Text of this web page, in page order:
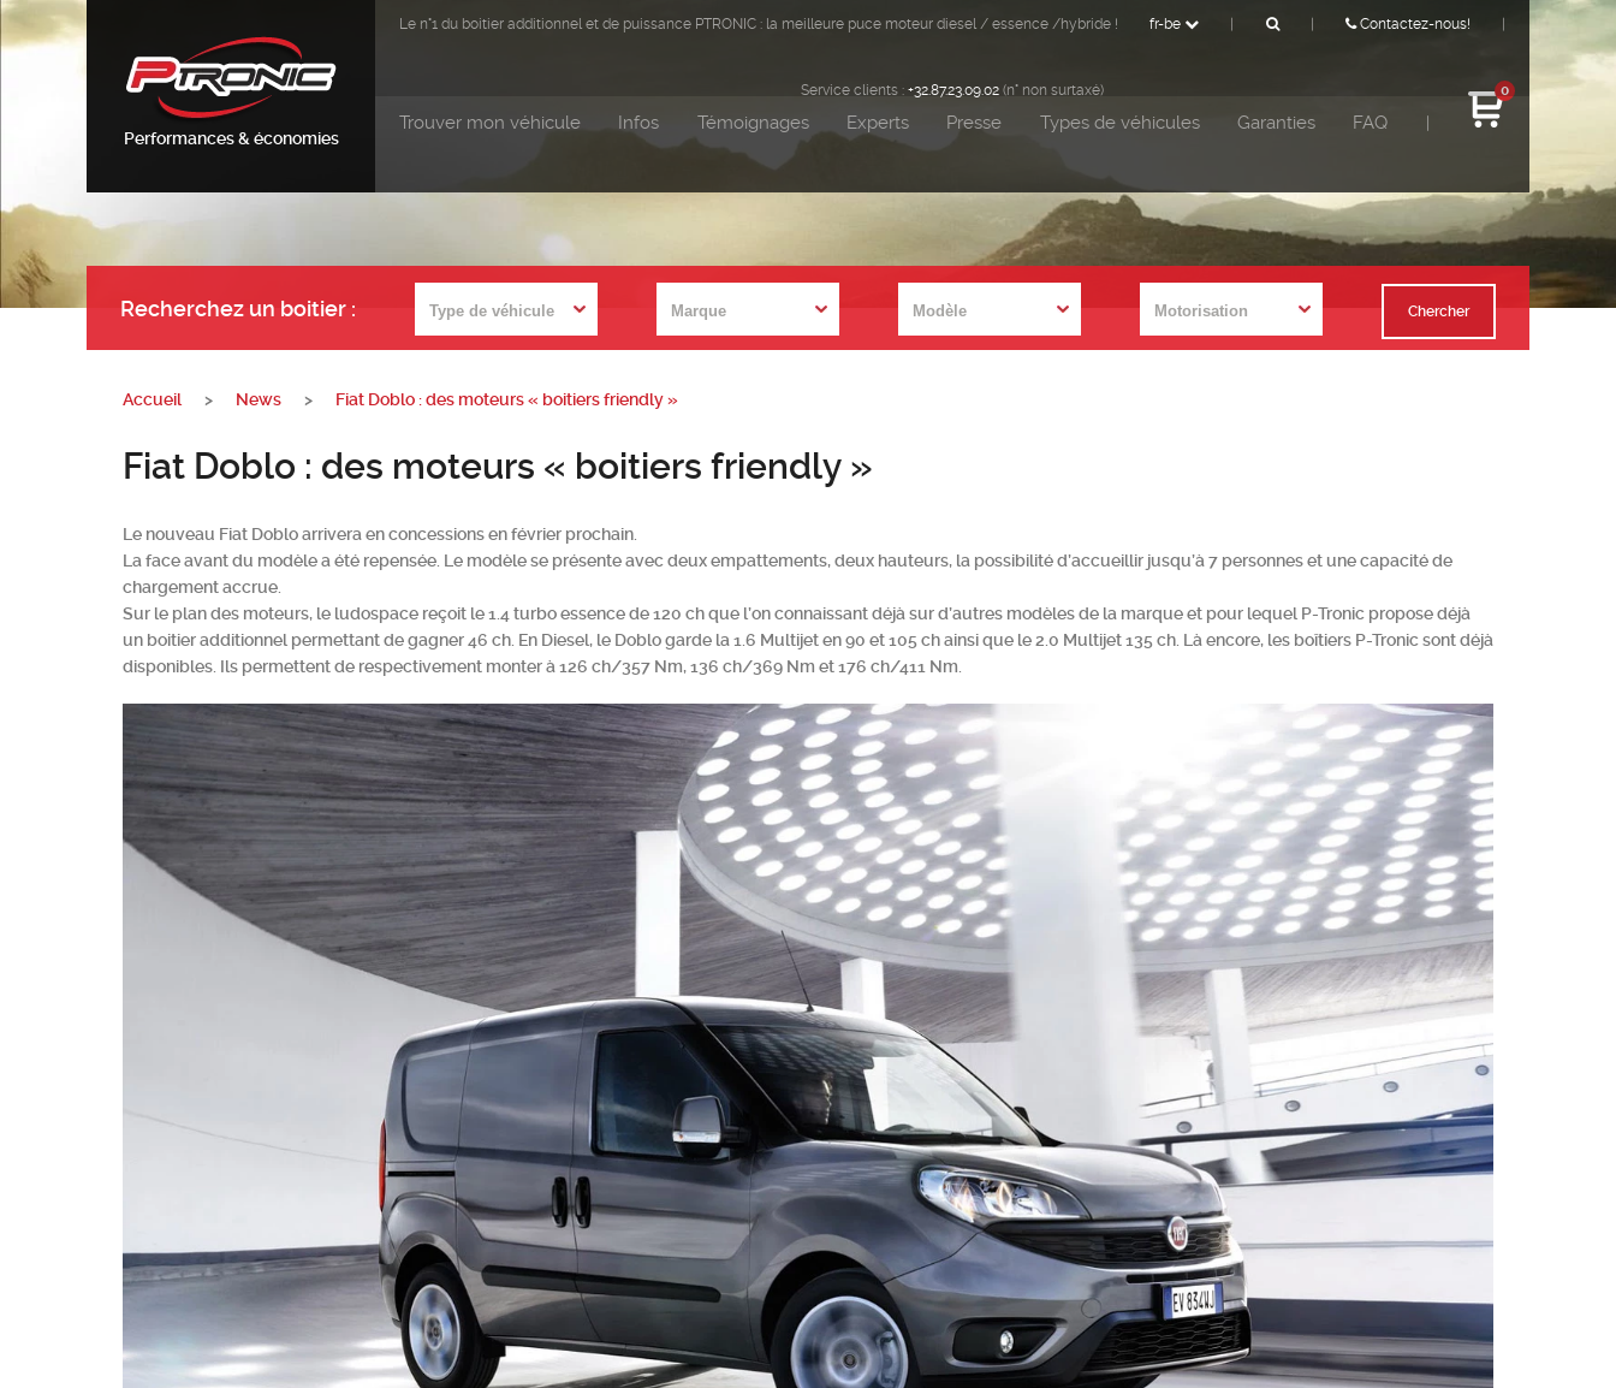
Performances & économies
Trouver mon véhicule Infos Témoignages Experts Presse Types de véhicules Garanties FAQ
0
Le n°1 du boitier additionnel et de puissance PTRONIC : la meilleure puce moteur diesel / essence /hybride ! fr-be Contactez-nous!
Service clients : +32.87.23.09.02 (n° non surtaxé)
Recherchez un boitier : Chercher
Accueil > News > Fiat Doblo : des moteurs « boitiers friendly »
Fiat Doblo : des moteurs « boitiers friendly »
Le nouveau Fiat Doblo arrivera en concessions en février prochain.
La face avant du modèle a été repensée. Le modèle se présente avec deux empattements, deux hauteurs, la possibilité d’accueillir jusqu’à 7 personnes et une capacité de
chargement accrue.
Sur le plan des moteurs, le ludospace reçoit le 1.4 turbo essence de 120 ch que l’on connaissant déjà sur d’autres modèles de la marque et pour lequel P-Tronic propose déjà
un boitier additionnel permettant de gagner 46 ch. En Diesel, le Doblo garde la 1.6 Multijet en 90 et 105 ch ainsi que le 2.0 Multijet 135 ch. Là encore, les boîtiers P-Tronic sont déjà
disponibles. Ils permettent de respectivement monter à 126 ch/357 Nm, 136 ch/369 Nm et 176 ch/411 Nm.